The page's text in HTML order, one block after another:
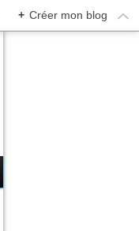
+ Créer mon blog